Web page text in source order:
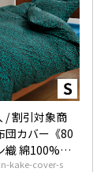
/ 割引対象商
団カバー《80
織 綿100%》
kake-cover-s